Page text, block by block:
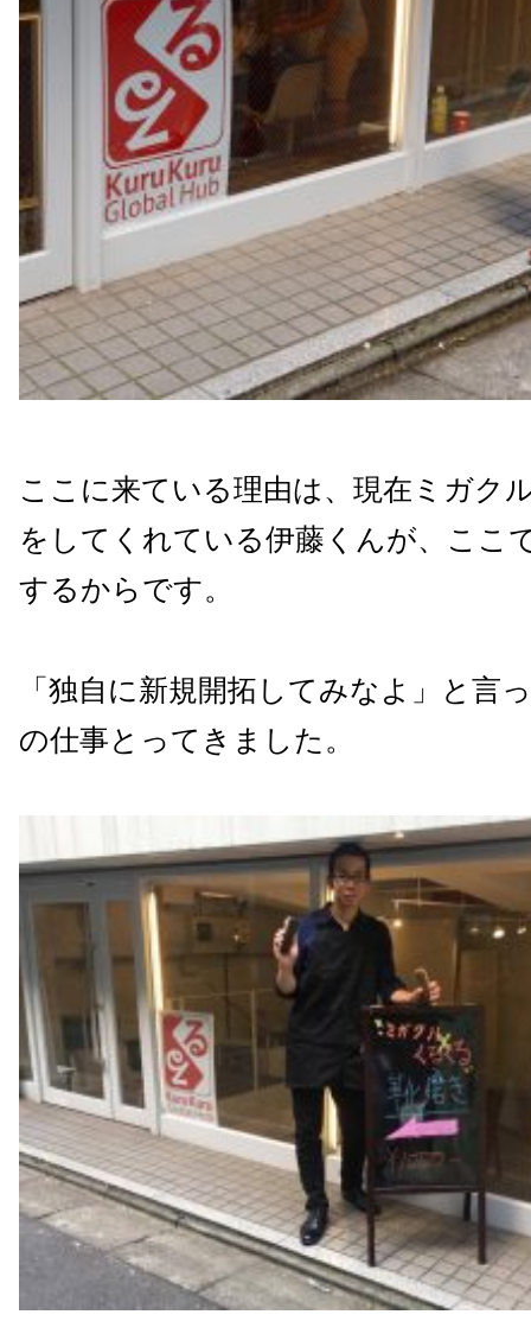
ここに来ている理由は、現在ミガク
をしてくれている伊藤くんが、ここ
するからです。
「独自に新規開拓してみなよ」と言
の仕事とってきました。